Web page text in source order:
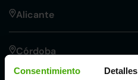
Consentimiento Detalles
Alicante
Córdoba